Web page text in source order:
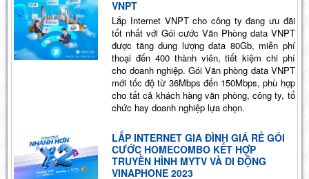
VNPT
Lắp Internet VNPT cho công ty đang ưu đãi
tốt nhất với Gói cước Văn Phòng data VNPT
được tăng dung lượng data 80Gb, miễn phí
thoại đến 400 thành viên, tiết kiệm chi phí
cho doanh nghiệp. Gói Văn phòng data VNPT
mới tốc độ từ 36Mbps đến 150Mbps, phù hợp
cho tất cả khách hàng văn phòng, công ty, tổ
chức hay doanh nghiệp lựa chọn.
LẮP INTERNET GIA ĐÌNH GIÁ RẺ GÓI
CƯỚC HOMECOMBO KẾT HỢP
TRUYỀN HÌNH MYTV VÀ DI ĐỘNG
VINAPHONE 2023